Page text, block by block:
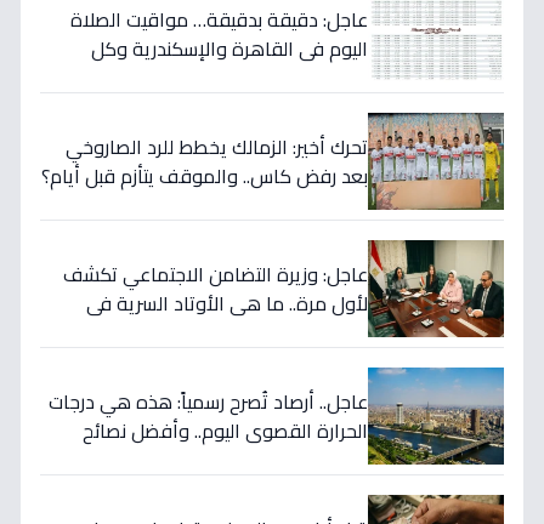
عاجل: دقيقة بدقيقة… مواقيت الصلاة
اليوم في القاهرة والإسكندرية وكل
تحرك أخير: الزمالك يخطط للرد الصاروخي
بعد رفض كاس.. والموقف يتأزم قبل أيام؟
عاجل: وزيرة التضامن الاجتماعي تكشف
لأول مرة.. ما هي الأوتاد السرية في
عاجل.. أرصاد تُصرح رسمياً: هذه هي درجات
الحرارة القصوى اليوم.. وأفضل نصائح